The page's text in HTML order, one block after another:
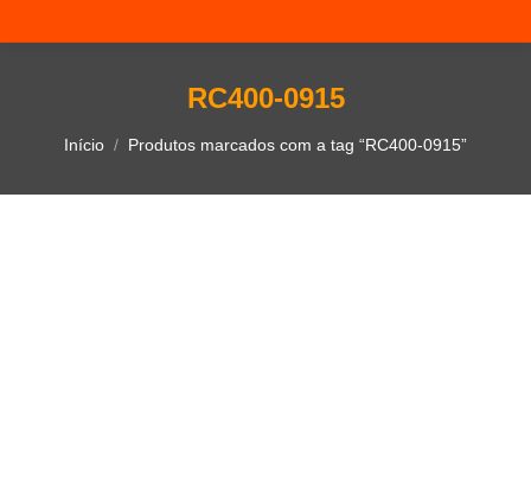
RC400-0915
Você está aqui:
Início Produtos marcados com a tag “RC400-0915”